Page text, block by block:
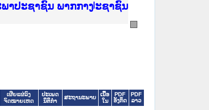
ຖາບັນຍຸຕິທຳແຫ່ງຊາດ
າປະຊາຊົນ ພາກເໜືອ
ການ
ກກາງ
ກໃຕ້
ທະຍາຄານຕຳຫຼວດປະຊາຊົນ
ະຍາຄານສັນຕິບານປະຊາຊົນ
ງພາກເໜືອ
າປະຊາຊົນ ພາກກາງ
ເຜີຍແຜ່ລົງ
ຈົດໝາຍເຫດ
ປະເພດ
ນິຕິກໍາ
ສະຖານະພາບ
ເນື້ອ
ໃນ
PDF
ອັງກິດ
PDF
ລາວ